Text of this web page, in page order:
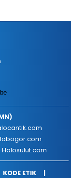
Halosulut.com
KODE ETIK